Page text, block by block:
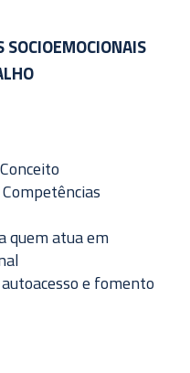
SOCIOEMOCIONAIS
quem atua em
e fomento